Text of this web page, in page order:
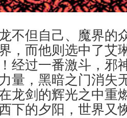
不但自己、魔界的
，而他则选中了艾
经过一番激斗，邪
量，黑暗之门消失
龙剑的辉光之中重
下的夕阳，世界又